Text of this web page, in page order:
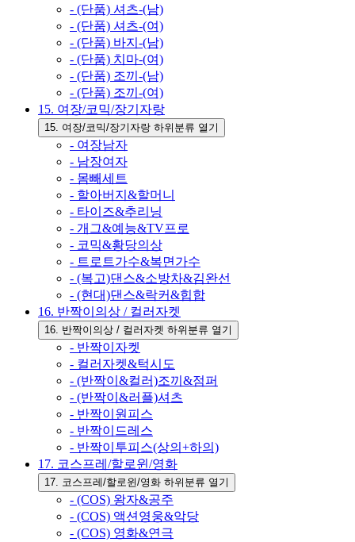
- (단품) 셔츠-(남)
- (단품) 셔츠-(여)
- (단품) 바지-(남)
- (단품) 치마-(여)
- (단품) 조끼-(남)
- (단품) 조끼-(여)
15. 여장/코믹/장기자랑
15. 여장/코믹/장기자랑 하위분류 열기
- 여장남자
- 남장여자
- 몸빼세트
- 할아버지&할머니
- 타이즈&추리닝
- 개그&예능&TV프로
- 코믹&황당의상
- 트로트가수&복면가수
- (복고)댄스&소방차&김완선
- (현대)댄스&락커&힙합
16. 반짝이의상 / 컬러자켓
16. 반짝이의상 / 컬러자켓 하위분류 열기
- 반짝이자켓
- 컬러자켓&턱시도
- (반짝이&컬러)조끼&점퍼
- (반짝이&러플)셔츠
- 반짝이원피스
- 반짝이드레스
- 반짝이투피스(상의+하의)
17. 코스프레/할로윈/영화
17. 코스프레/할로윈/영화 하위분류 열기
- (COS) 왕자&공주
- (COS) 액션영웅&악당
- (COS) 영화&연극